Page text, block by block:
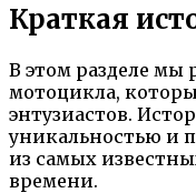
Краткая
В этом разделе
мотоцикла,
энтузиастов.
уникальностью и
из самых
времени.